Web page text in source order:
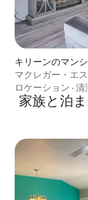
キリーンのマン
マクレガー・エ
ロケーション · 清
家族と泊